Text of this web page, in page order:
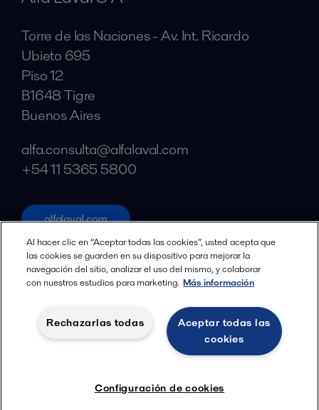
Torre de las Naciones - Av. Int. Ricardo
Ubieto 695
Piso 12
B1648 Tigre
Buenos Aires
alfa.consulta@alfalaval.com
+54 11 5365 5800
alfalaval.com
Redes sociales
Facebook
LinkedIn
YouTube
Términos y Condiciones
Al hacer clic en “Aceptar todas las cookies”, usted acepta que
las cookies se guarden en su dispositivo para mejorar la
navegación del sitio, analizar el uso del mismo, y colaborar
con nuestros estudios para marketing. Más información
Aceptar todas las
cookies
Rechazarlas todas
Configuración de cookies